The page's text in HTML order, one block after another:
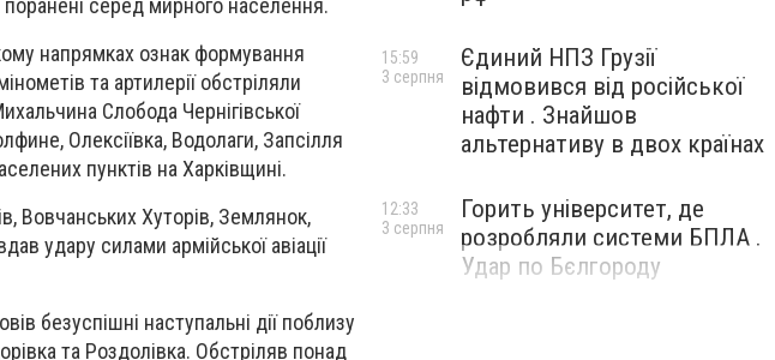
напрямках ознак формування
та артилерії обстріляли
Слобода Чернігівської
Олексіївка, Водолаги, Запсілля
пунктів на Харківщині.
Вовчанських Хуторів, Землянок,
удару силами армійської авіації
безуспішні наступальні дії поблизу
та Роздолівка. Обстріляв понад
Єдиний НПЗ Грузії
відмовився від російської
нафти . Знайшов
альтернативу в двох країнах
15:59
3 серпня
Горить університет, де
розробляли системи БПЛА .
Удар по Бєлгороду
12:33
3 серпня